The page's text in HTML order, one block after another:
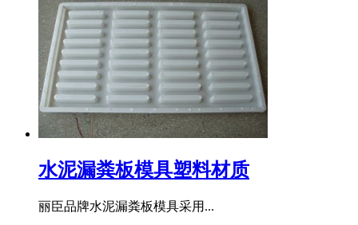
水泥漏粪板模具塑料材质
丽臣品牌水泥漏粪板模具采用...